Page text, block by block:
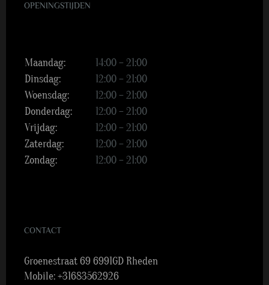
OPENINGSTIJDEN
Maandag:
14:00 – 21:00
Dinsdag:
12:00 – 21:00
Woensdag:
12:00 – 21:00
Donderdag:
12:00 – 21:00
Vrijdag:
12:00 – 21:00
Zaterdag:
12:00 – 21:00
Zondag:
12:00 – 21:00
CONTACT
Groenestraat 69 6991GD Rheden
Mobile:+31683562926